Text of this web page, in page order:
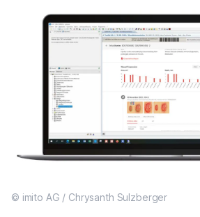
© imito AG / Chrysanth Sulzberger